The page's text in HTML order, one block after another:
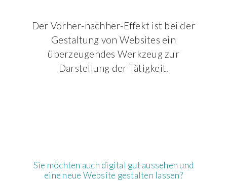
Der Vorher-nachher-Effekt ist bei der
Gestaltung von Websites ein
überzeugendes Werkzeug zur
Darstellung der Tätigkeit.
Sie möchten auch digital gut aussehen und
eine neue Website gestalten lassen?